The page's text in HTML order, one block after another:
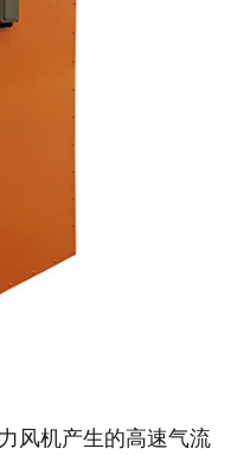
机产生的高速气流